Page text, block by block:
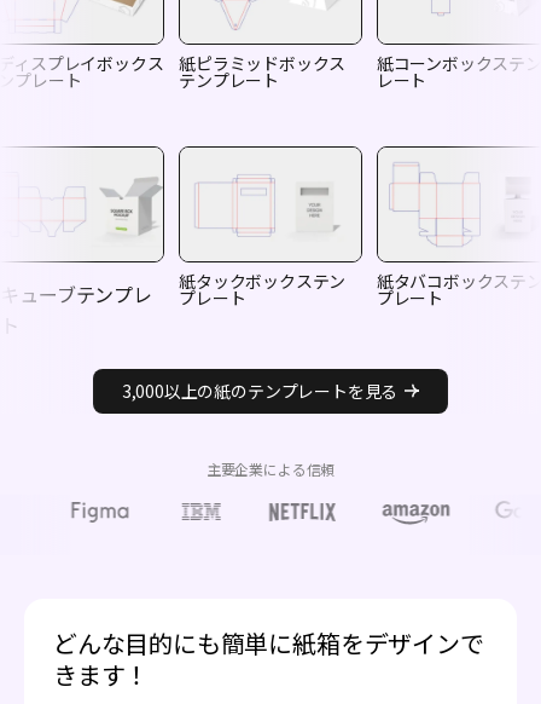
ィスプレイボックス
プレート
紙ピラミッドボックス
テンプレート
紙コーンボックステ
レート
ューブテンプレ
紙タックボックステン
プレート
紙タバコボックステ
プレート
3,000以上の紙のテンプレートを見る
主要企業による信頼
どんな目的にも簡単に紙箱をデザインで
きます！